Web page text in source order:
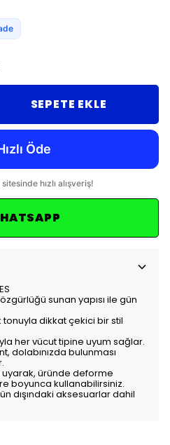
SEPETE EKLE
sunan yapısı ile gün
dikkat çekici bir stil
her vücut tipine uyum sağlar.
dolabınızda bulunması
uyarak, üründe deforme
boyunca kullanabilirsiniz.
dışındaki aksesuarlar dahil